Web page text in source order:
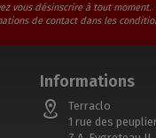
vous désinscrire à tout
de contact dans les
Informations
Terraclo
1 rue des